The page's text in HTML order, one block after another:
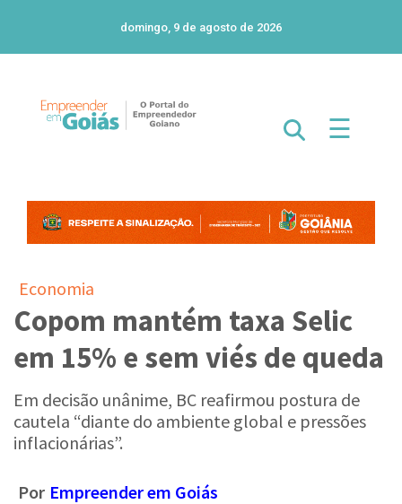
domingo, 9 de agosto de 2026
☰
Economia
Copom mantém taxa Selic
em 15% e sem viés de queda
Em decisão unânime, BC reafirmou postura de
cautela “diante do ambiente global e pressões
inflacionárias”.
Por Empreender em Goiás